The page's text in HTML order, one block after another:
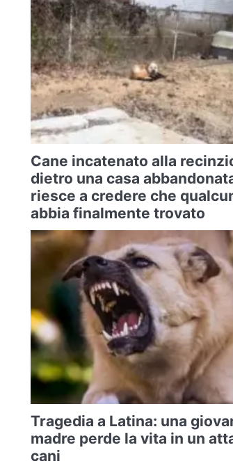
Cane incatenato alla
dietro una casa
riesce a credere che
abbia finalmente trovato
Tragedia a Latina: una
madre perde la vita in un
cani